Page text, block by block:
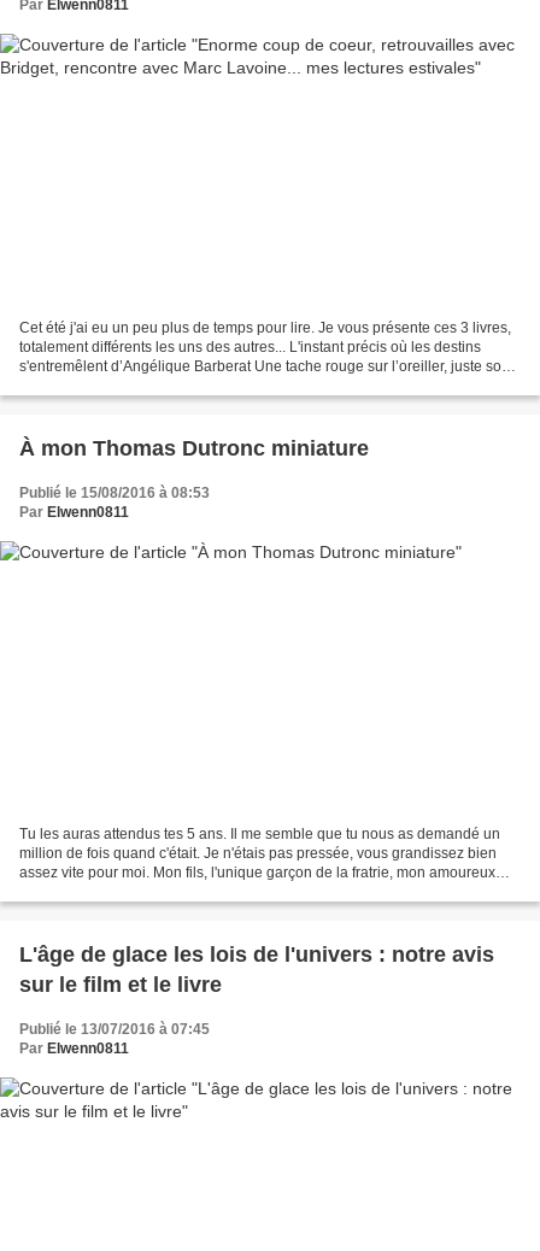
Par Elwenn0811
Cet été j'ai eu un peu plus de temps pour lire. Je vous présente ces 3 livres,
totalement différents les uns des autres... L'instant précis où les destins
s'entremêlent d’Angélique Barberat Une tache rouge sur l’oreiller, juste sous
À mon Thomas Dutronc miniature
Publié le 15/08/2016 à 08:53
Par Elwenn0811
Tu les auras attendus tes 5 ans. Il me semble que tu nous as demandé un
million de fois quand c'était. Je n'étais pas pressée, vous grandissez bien
assez vite pour moi. Mon fils, l'unique garçon de la fratrie, mon amoureux
L'âge de glace les lois de l'univers : notre avis
sur le film et le livre
Publié le 13/07/2016 à 07:45
Par Elwenn0811